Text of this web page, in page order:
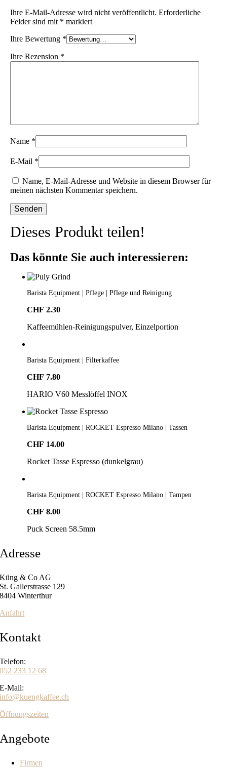
Ihre E-Mail-Adresse wird nicht veröffentlicht. Erforderliche
Felder sind mit * markiert
Ihre Bewertung *
Ihre Rezension *
Name *
E-Mail *
Name, E-Mail-Adresse und Website in diesem Browser für
meinen nächsten Kommentar speichern.
Dieses Produkt teilen!
Das könnte Sie auch interessieren:
Barista Equipment | Pflege | Pflege und Reinigung
CHF 2.30
Kaffeemühlen-Reinigungspulver, Einzelportion
Barista Equipment | Filterkaffee
CHF 7.80
HARIO V60 Messlöffel INOX
Barista Equipment | ROCKET Espresso Milano | Tassen
CHF 14.00
Rocket Tasse Espresso (dunkelgrau)
Barista Equipment | ROCKET Espresso Milano | Tampen
CHF 8.00
Puck Screen 58.5mm
Adresse
Küng & Co AG
St. Gallerstrasse 129
8404 Winterthur
Anfahrt
Kontakt
Telefon:
052 233 12 68
E-Mail:
info@kuengkaffee.ch
Öffnungszeiten
Angebote
Firmen